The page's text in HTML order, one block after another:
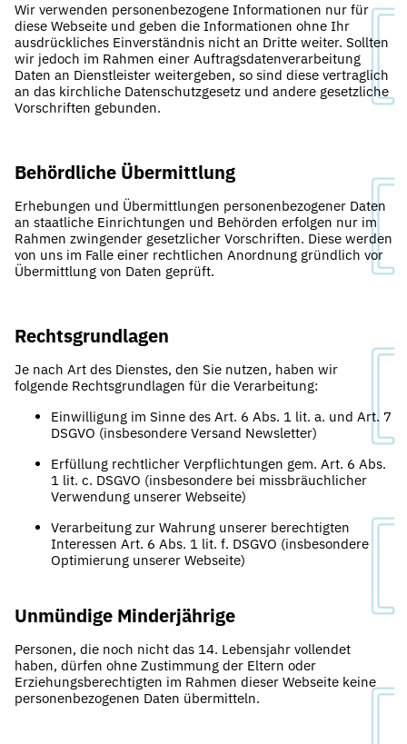
Wir verwenden personenbezogene Informationen nur für
diese Webseite und geben die Informationen ohne Ihr
ausdrückliches Einverständnis nicht an Dritte weiter. Sollten
wir jedoch im Rahmen einer Auftragsdatenverarbeitung
Daten an Dienstleister weitergeben, so sind diese vertraglich
an das kirchliche Datenschutzgesetz und andere gesetzliche
Vorschriften gebunden.
Behördliche Übermittlung
Erhebungen und Übermittlungen personenbezogener Daten
an staatliche Einrichtungen und Behörden erfolgen nur im
Rahmen zwingender gesetzlicher Vorschriften. Diese werden
von uns im Falle einer rechtlichen Anordnung gründlich vor
Übermittlung von Daten geprüft.
Rechtsgrundlagen
Je nach Art des Dienstes, den Sie nutzen, haben wir
folgende Rechtsgrundlagen für die Verarbeitung:
Einwilligung im Sinne des Art. 6 Abs. 1 lit. a. und Art. 7
DSGVO (insbesondere Versand Newsletter)
Erfüllung rechtlicher Verpflichtungen gem. Art. 6 Abs.
1 lit. c. DSGVO (insbesondere bei missbräuchlicher
Verwendung unserer Webseite)
Verarbeitung zur Wahrung unserer berechtigten
Interessen Art. 6 Abs. 1 lit. f. DSGVO (insbesondere
Optimierung unserer Webseite)
Unmündige Minderjährige
Personen, die noch nicht das 14. Lebensjahr vollendet
haben, dürfen ohne Zustimmung der Eltern oder
Erziehungsberechtigten im Rahmen dieser Webseite keine
personenbezogenen Daten übermitteln.